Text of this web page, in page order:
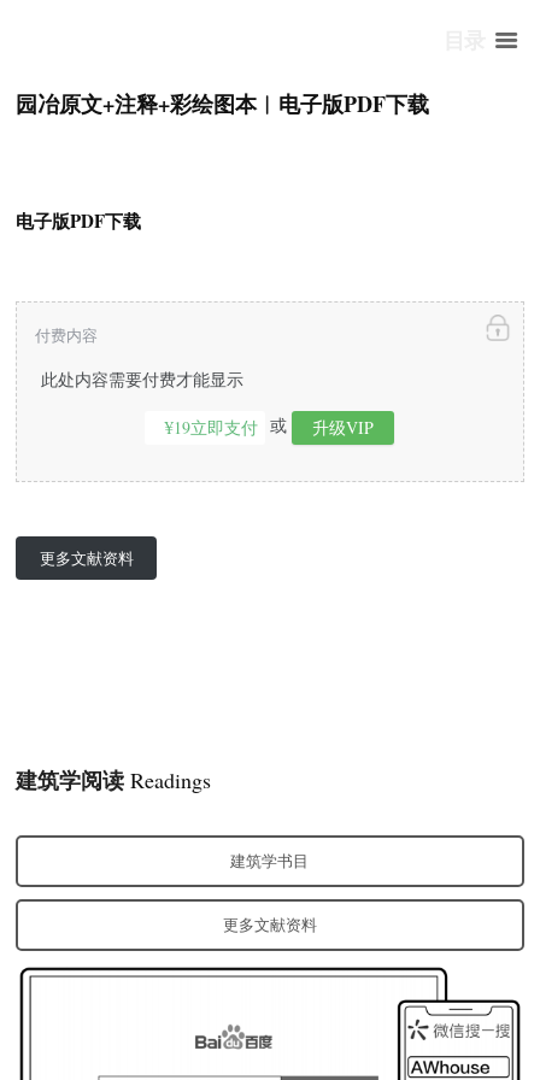
园冶原文+注释+彩绘图本︱电子版PDF下载
电子版PDF下载
此处内容需要付费才能显示
¥19立即支付 或 升级VIP
付费内容
更多文献资料
建筑学阅读 Readings
建筑学书目
更多文献资料